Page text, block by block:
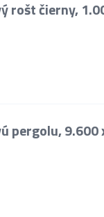
rošt čierny,
pergolu, 9.600